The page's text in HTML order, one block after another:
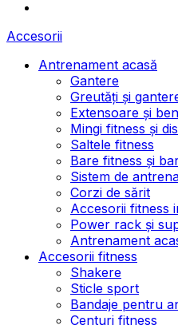
Accesorii
Antrenament acasă
Gantere
Greutăți și
Extensoare și
Mingi fitness și
Saltele fitness
Bare fitness și
Sistem de
Corzi de sărit
Accesorii fitness
Power rack și
Antrenament
Accesorii fitness
Shakere
Sticle sport
Bandaje pentru
Centuri fitness